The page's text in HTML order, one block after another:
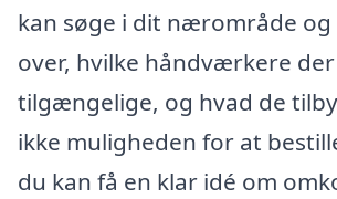
kan søge i dit nærområde
over, hvilke håndværkere
tilgængelige, og hvad de
ikke muligheden for at
du kan få en klar idé om